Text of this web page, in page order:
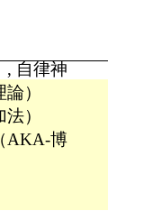
, 自律神
論）
法）
AKA-博